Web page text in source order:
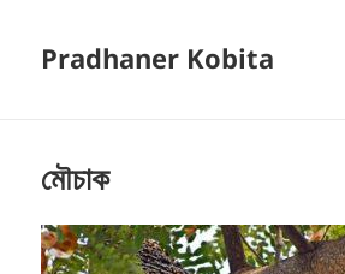
Pradhaner Kobita
মৌচাক